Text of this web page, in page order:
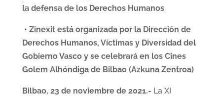
la defensa de los Derechos Humanos
• Zinexit está organizada por la Dirección de
Derechos Humanos, Víctimas y Diversidad del
Gobierno Vasco y se celebrará en los Cines
Golem Alhóndiga de Bilbao (Azkuna Zentroa)
Bilbao, 23 de noviembre de 2021.- La XI